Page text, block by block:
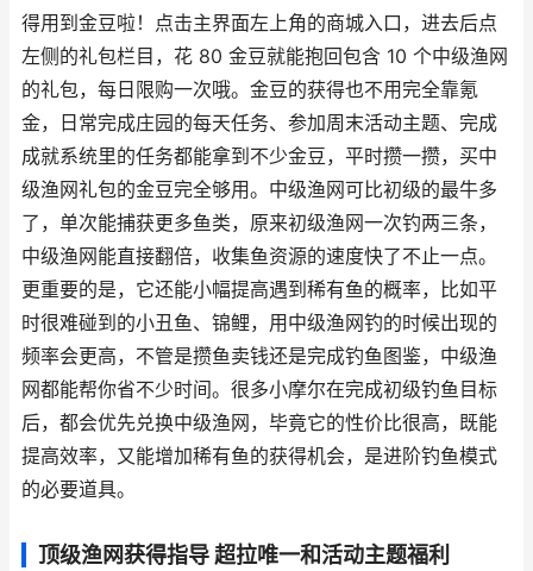
得用到金豆啦！点击主界面左上角的商城入口，进去后点
左侧的礼包栏目，花 80 金豆就能抱回包含 10 个中级渔网
的礼包，每日限购一次哦。金豆的获得也不用完全靠氪
金，日常完成庄园的每天任务、参加周末活动主题、完成
成就系统里的任务都能拿到不少金豆，平时攒一攒，买中
级渔网礼包的金豆完全够用。中级渔网可比初级的最牛多
了，单次能捕获更多鱼类，原来初级渔网一次钓两三条，
中级渔网能直接翻倍，收集鱼资源的速度快了不止一点。
更重要的是，它还能小幅提高遇到稀有鱼的概率，比如平
时很难碰到的小丑鱼、锦鲤，用中级渔网钓的时候出现的
频率会更高，不管是攒鱼卖钱还是完成钓鱼图鉴，中级渔
网都能帮你省不少时间。很多小摩尔在完成初级钓鱼目标
后，都会优先兑换中级渔网，毕竟它的性价比很高，既能
提高效率，又能增加稀有鱼的获得机会，是进阶钓鱼模式
的必要道具。
顶级渔网获得指导 超拉唯一和活动主题福利